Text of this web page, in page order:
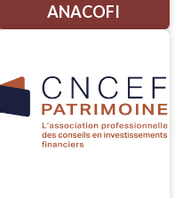
ANACOFI